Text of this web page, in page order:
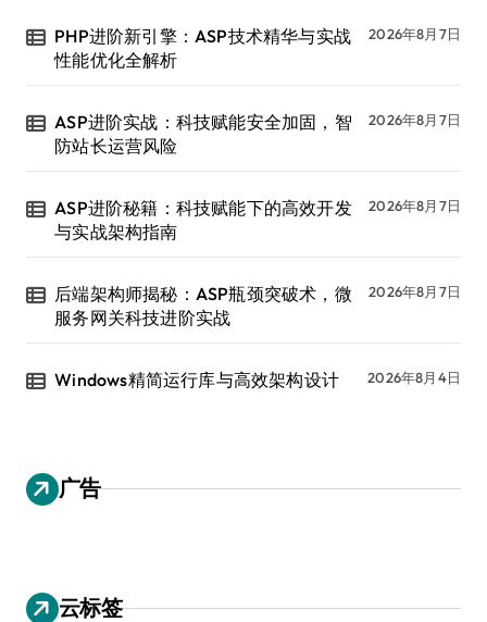
PHP进阶新引擎：ASP技术精华与实战
性能优化全解析
2026年8月7日
ASP进阶实战：科技赋能安全加固，智
防站长运营风险
2026年8月7日
ASP进阶秘籍：科技赋能下的高效开发
与实战架构指南
2026年8月7日
后端架构师揭秘：ASP瓶颈突破术，微
服务网关科技进阶实战
2026年8月7日
Windows精简运行库与高效架构设计 2026年8月4日
广告
云标签